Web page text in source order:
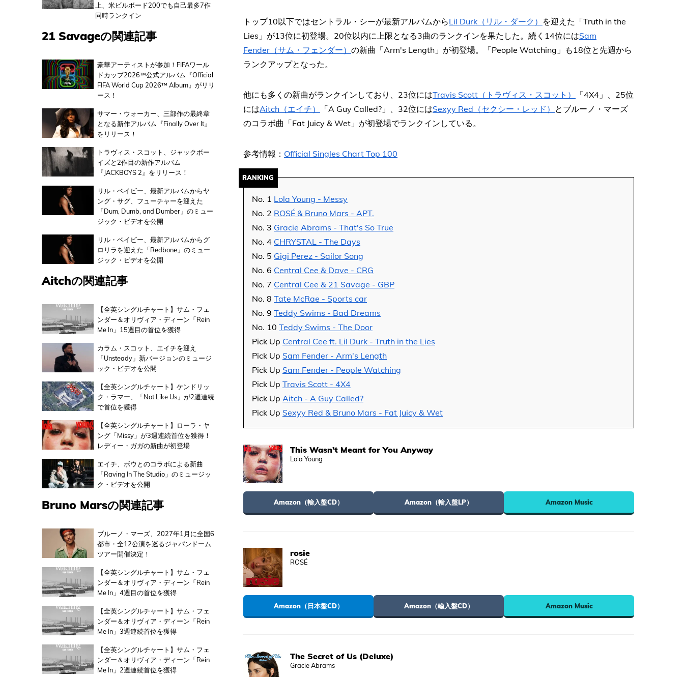
トップ10以下ではセントラル・シーが最新アルバムからLil Durk（リル・ダーク） を迎えた「Truth in the
Lies」が13位に初登場。20位以内に上限となる3曲のランクインを果たした。続く14位にはSam
Fender（サム・フェンダー） の新曲「Arm's Length」が初登場。「People Watching」も18位と先週から
ランクアップとなった。
他にも多くの新曲がランクインしており、23位にはTravis Scott（トラヴィス・スコット）
「4X4」、25位
にはAitch（エイチ） 「A Guy Called?」、32位にはSexyy Red（セクシー・レッド） とブルーノ・マーズ
のコラボ曲「Fat Juicy & Wet」が初登場でランクインしている。
参考情報： Official Singles Chart Top 100
RANKING
No. 1 Lola Young - Messy
No. 2 ROSÉ & Bruno Mars - APT.
No. 3 Gracie Abrams - That's So True
No. 4 CHRYSTAL - The Days
No. 5 Gigi Perez - Sailor Song
No. 6 Central Cee & Dave - CRG
No. 7 Central Cee & 21 Savage - GBP
No. 8 Tate McRae - Sports car
No. 9 Teddy Swims - Bad Dreams
No. 10 Teddy Swims - The Door
Pick Up Central Cee ft. Lil Durk - Truth in the Lies
Pick Up Sam Fender - Arm's Length
Pick Up Sam Fender - People Watching
Pick Up Travis Scott - 4X4
Pick Up Aitch - A Guy Called?
Pick Up Sexyy Red & Bruno Mars - Fat Juicy & Wet
This Wasn't Meant for You Anyway
Lola Young
Amazon（輸入盤CD） Amazon（輸入盤LP） Amazon Music
rosie
ROSÉ
Amazon（日本盤CD） Amazon（輸入盤CD） Amazon Music
The Secret of Us (Deluxe)
Gracie Abrams
上、米ビルボード200でも自己最多7作
同時ランクイン
21 Savageの関連記事
豪華アーティストが参加！FIFAワール
ドカップ2026™公式アルバム『Official
FIFA World Cup 2026™ Album』がリリ
ース！
サマー・ウォーカー、三部作の最終章
となる新作アルバム『Finally Over It』
をリリース！
トラヴィス・スコット、ジャックボー
イズと2作目の新作アルバム
『JACKBOYS 2』をリリース！
リル・ベイビー、最新アルバムからヤ
ング・サグ、フューチャーを迎えた
「Dum, Dumb, and Dumber」のミュー
ジック・ビデオを公開
リル・ベイビー、最新アルバムからグ
ロリラを迎えた「Redbone」のミュー
ジック・ビデオを公開
Aitchの関連記事
【全英シングルチャート】サム・フェ
ンダー＆オリヴィア・ディーン「Rein
Me In」15週目の首位を獲得
カラム・スコット、エイチを迎え
「Unsteady」新バージョンのミュージ
ック・ビデオを公開
【全英シングルチャート】ケンドリッ
ク・ラマー、「Not Like Us」が2週連続
で首位を獲得
【全英シングルチャート】ローラ・ヤ
ング「Missy」が3週連続首位を獲得！
レディー・ガガの新曲が初登場
エイチ、ボウとのコラボによる新曲
「Raving In The Studio」のミュージッ
ク・ビデオを公開
Bruno Marsの関連記事
ブルーノ・マーズ、2027年1月に全国6
都市・全12公演を巡るジャパンドーム
ツアー開催決定！
【全英シングルチャート】サム・フェ
ンダー＆オリヴィア・ディーン「Rein
Me In」4週目の首位を獲得
【全英シングルチャート】サム・フェ
ンダー＆オリヴィア・ディーン「Rein
Me In」3週連続首位を獲得
【全英シングルチャート】サム・フェ
ンダー＆オリヴィア・ディーン「Rein
Me In」2週連続首位を獲得